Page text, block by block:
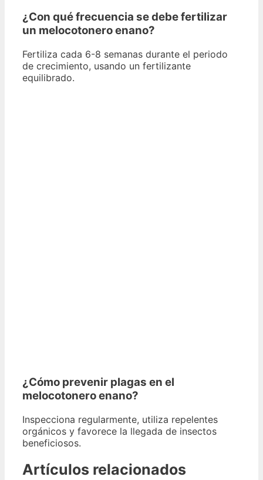
¿Con qué frecuencia se debe fertilizar
un melocotonero enano?
Fertiliza cada 6-8 semanas durante el periodo
de crecimiento, usando un fertilizante
equilibrado.
¿Cómo prevenir plagas en el
melocotonero enano?
Inspecciona regularmente, utiliza repelentes
orgánicos y favorece la llegada de insectos
beneficiosos.
Artículos relacionados